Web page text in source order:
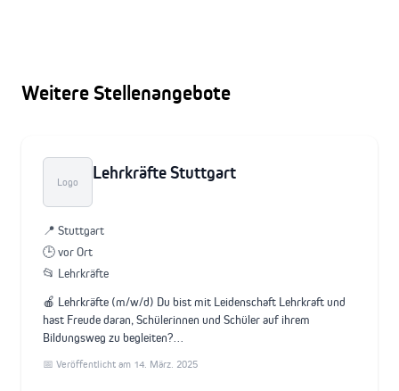
Weitere Stellenangebote
Logo Lehrkräfte Stuttgart
📍 Stuttgart
🕒 vor Ort
📂 Lehrkräfte
🍎 Lehrkräfte (m/w/d) Du bist mit Leidenschaft Lehrkraft und
hast Freude daran, Schülerinnen und Schüler auf ihrem
Bildungsweg zu begleiten?…
📅 Veröffentlicht am 14. März. 2025